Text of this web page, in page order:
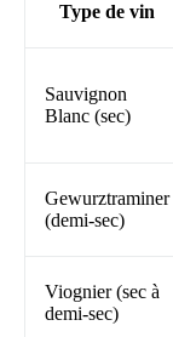
Type de vin
Sauvignon
Blanc (sec)
Gewurztraminer
(demi-sec)
Viognier (sec à
demi-sec)